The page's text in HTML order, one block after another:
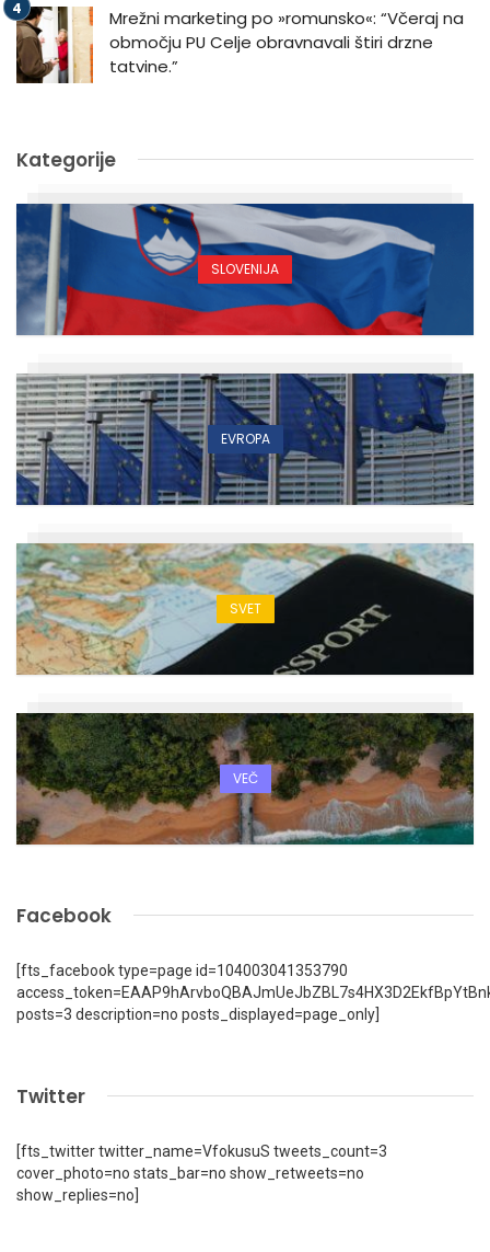
Mrežni marketing po »romunsko«: “Včeraj na
območju PU Celje obravnavali štiri drzne
tatvine.”
Kategorije
SLOVENIJA
EVROPA
SVET
VEČ
Facebook
[fts_facebook type=page id=104003041353790
posts=3 description=no posts_displayed=page_only]
Twitter
[fts_twitter twitter_name=VfokusuS tweets_count=3
cover_photo=no stats_bar=no show_retweets=no
show_replies=no]